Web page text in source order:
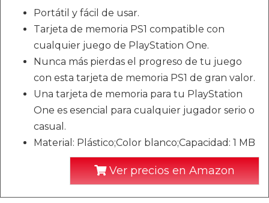
Portátil y fácil de usar.
Tarjeta de memoria PS1 compatible con
cualquier juego de PlayStation One.
Nunca más pierdas el progreso de tu juego
con esta tarjeta de memoria PS1 de gran valor.
Una tarjeta de memoria para tu PlayStation
One es esencial para cualquier jugador serio o
casual.
Material: Plástico;Color blanco;Capacidad: 1 MB
Ver precios en Amazon